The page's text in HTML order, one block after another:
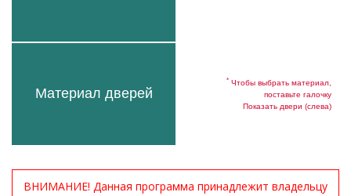
Материал дверей
* Чтобы выбрать материал,
поставьте галочку
Показать двери (слева)
ВНИМАНИЕ! Данная программа принадлежит владельцу